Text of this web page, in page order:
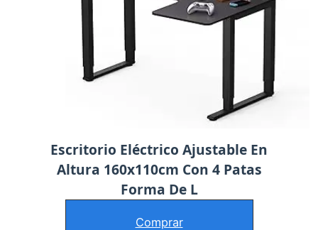
Escritorio Eléctrico Ajustable En
Altura 160x110cm Con 4 Patas
Forma De L
Comprar